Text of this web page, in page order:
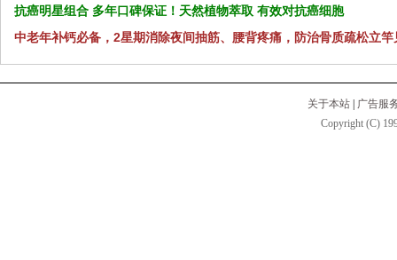
抗癌明星组合 多年口碑保证！天然植物萃取 有效对抗癌细胞
中老年补钙必备，2星期消除夜间抽筋、腰背疼痛，防治骨质疏松立竿
关于本站
广告服
Copyright (C)